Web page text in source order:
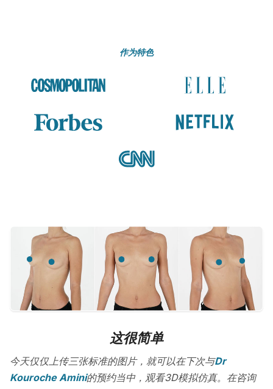
作为特色
这很简单
今天仅仅上传三张标准的图片，就可以在下次与Dr
Kouroche Amini的预约当中，观看3D模拟仿真。在咨询